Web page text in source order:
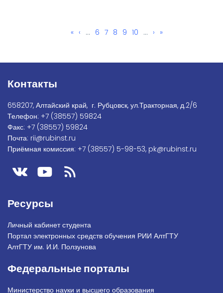
Первая
« ←‹ … Page
6 Page
7 Текущая
8 Page
9 Page
10 … Следующая
› Последняя
»
Контакты
658207, Алтайский край, г. Рубцовск, ул.Тракторная, д.2/6
Телефон: +7 (38557) 59824
Факс: +7 (38557) 59824
Почта: rii@rubinst.ru
Приёмная комиссия: +7 (38557) 5-98-53, pk@rubinst.ru
Ресурсы
Личный кабинет студента
Портал электронных средств обучения РИИ АлтГТУ
АлтГТУ им. И.И. Ползунова
Федеральные порталы
Министерство науки и высшего образования